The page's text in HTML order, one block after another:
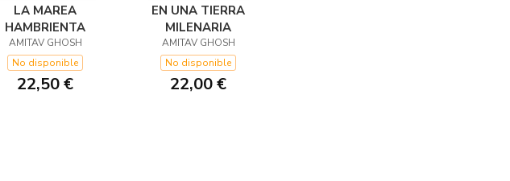
LA MAREA
HAMBRIENTA
AMITAV GHOSH
No disponible
22,50 €
EN UNA TIERRA
MILENARIA
AMITAV GHOSH
No disponible
22,00 €